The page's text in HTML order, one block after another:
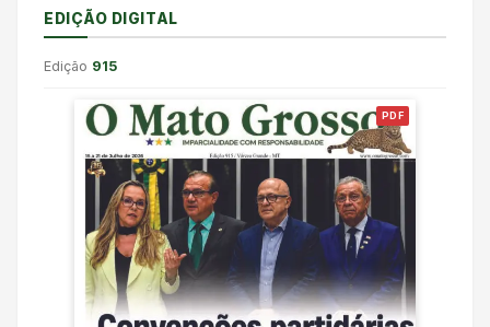
EDIÇÃO DIGITAL
Edição 915
PDF